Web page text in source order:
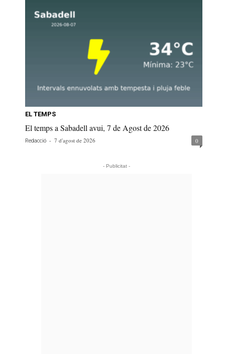
EL TEMPS
El temps a Sabadell avui, 7 de Agost de 2026
Redacció - 7 d'agost de 2026 0
- Publicitat -